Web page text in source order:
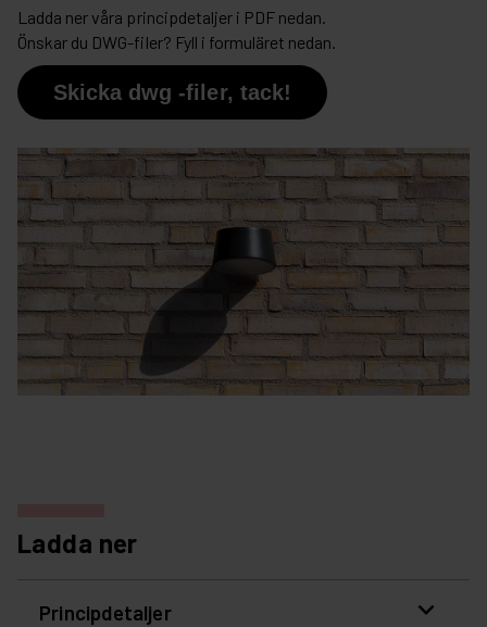
Ladda ner våra principdetaljer i PDF nedan.
Önskar du DWG-filer? Fyll i formuläret nedan.
Skicka dwg -filer, tack!
Ladda ner
Principdetaljer expand_more